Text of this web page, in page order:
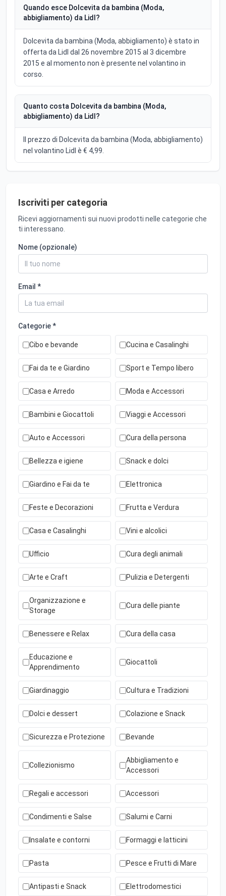
Quando esce Dolcevita da bambina (Moda,
abbigliamento) da Lidl?
Dolcevita da bambina (Moda, abbigliamento) è stato in
offerta da Lidl dal 26 novembre 2015 al 3 dicembre
2015 e al momento non è presente nel volantino in
corso.
Quanto costa Dolcevita da bambina (Moda,
abbigliamento) da Lidl?
Il prezzo di Dolcevita da bambina (Moda, abbigliamento)
nel volantino Lidl è € 4,99.
Iscriviti per categoria
Ricevi aggiornamenti sui nuovi prodotti nelle categorie che
ti interessano.
Nome (opzionale)
Email *
Categorie *
Cibo e bevande Cucina e Casalinghi
Fai da te e Giardino Sport e Tempo libero
Casa e Arredo Moda e Accessori
Bambini e Giocattoli Viaggi e Accessori
Auto e Accessori Cura della persona
Bellezza e igiene Snack e dolci
Giardino e Fai da te Elettronica
Feste e Decorazioni Frutta e Verdura
Casa e Casalinghi Vini e alcolici
Ufficio Cura degli animali
Arte e Craft Pulizia e Detergenti
Organizzazione e
Storage
Cura delle piante
Benessere e Relax Cura della casa
Educazione e
Apprendimento
Giocattoli
Giardinaggio Cultura e Tradizioni
Dolci e dessert Colazione e Snack
Sicurezza e Protezione Bevande
Collezionismo
Abbigliamento e
Accessori
Regali e accessori Accessori
Condimenti e Salse Salumi e Carni
Insalate e contorni Formaggi e latticini
Pasta Pesce e Frutti di Mare
Antipasti e Snack Elettrodomestici